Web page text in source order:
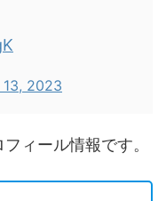
2023
ィール情報です。